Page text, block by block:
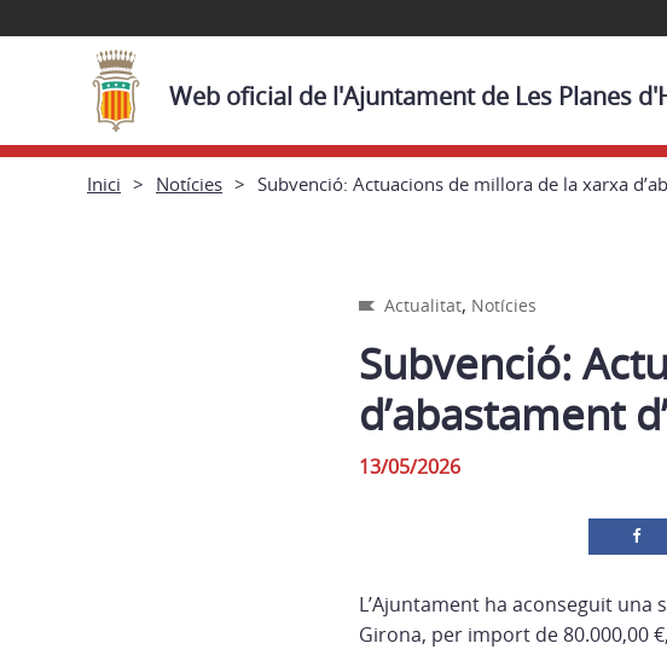
Web oficial de l'Ajuntament de Les Planes
Inici Notícies Subvenció: Actuacions de millora de la xarxa
Actualitat, Notícies
Subvenció:
d’abastament
13/05/2026
L’Ajuntament ha aconseguit
Girona, per import de 80.000,00